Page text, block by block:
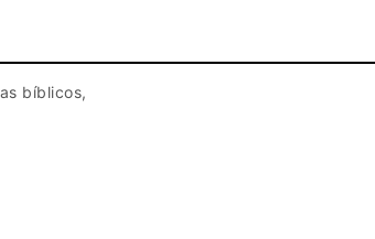
bíblicos,